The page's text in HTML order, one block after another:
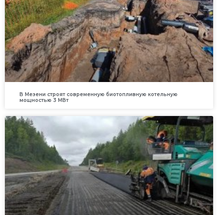
В Мезени строят современную биотопливную котельную
мощностью 3 МВт